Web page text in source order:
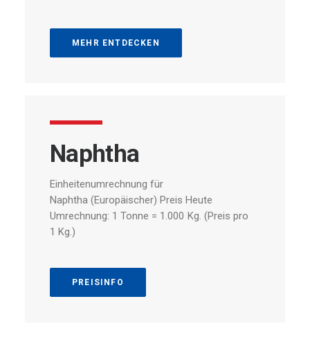
MEHR ENTDECKEN
Naphtha
Einheitenumrechnung für
Naphtha (Europäischer) Preis Heute
Umrechnung: 1 Tonne = 1.000 Kg. (Preis pro
1 Kg.)
PREISINFO